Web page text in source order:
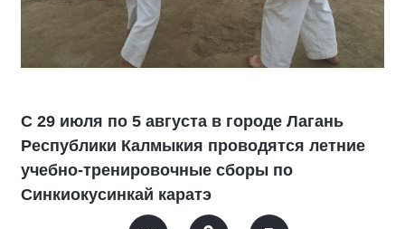
С 29 июля по 5 августа в городе Лагань
Республики Калмыкия проводятся летние
учебно-тренировочные сборы по
Синкиокусинкай каратэ